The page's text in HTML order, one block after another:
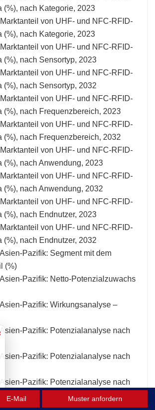
(%), nach Kategorie, 2023
von UHF- und NFC-RFID-
(%), nach Kategorie, 2023
von UHF- und NFC-RFID-
(%), nach Sensortyp, 2023
von UHF- und NFC-RFID-
(%), nach Sensortyp, 2032
von UHF- und NFC-RFID-
(%), nach Frequenzbereich, 2023
von UHF- und NFC-RFID-
(%), nach Frequenzbereich, 2032
von UHF- und NFC-RFID-
(%), nach Anwendung, 2023
von UHF- und NFC-RFID-
(%), nach Anwendung, 2032
von UHF- und NFC-RFID-
(%), nach Endnutzer, 2023
von UHF- und NFC-RFID-
(%), nach Endnutzer, 2032
Pazifik: Segment mit dem
(%)
Pazifik: Netto-Potenzialzuwachs
Pazifik: Wirkungsanalyse –
Pazifik: Potenzialanalyse nach
Pazifik: Potenzialanalyse nach
Pazifik: Potenzialanalyse nach
Pazifik: Potenzialanalyse nach
E-Mail Muster anfordern